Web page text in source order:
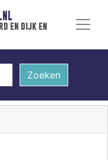
en dijk en
Zoeken